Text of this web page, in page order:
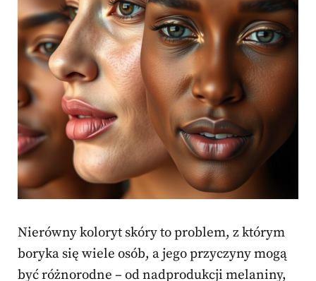
Nierówny koloryt skóry to problem, z którym
boryka się wiele osób, a jego przyczyny mogą
być różnorodne – od nadprodukcji melaniny,